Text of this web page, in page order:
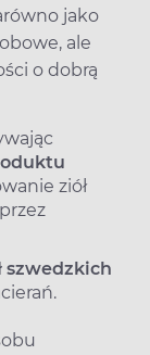
jako
ale
o dobrą
ziół
szwedzkich